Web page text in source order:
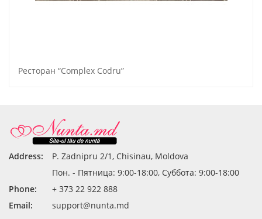
Pесторан “Complex Codru”
Address:
P. Zadnipru 2/1, Chisinau, Moldova
Пон. - Пятница: 9:00-18:00, Суббота: 9:00-18:00
Phone:
+ 373 22 922 888
Email:
support@nunta.md